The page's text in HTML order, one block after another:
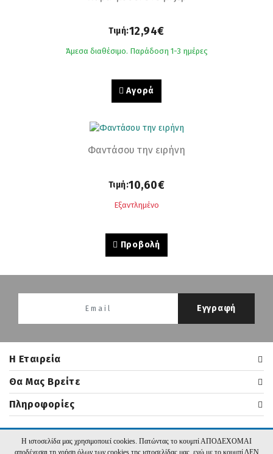
Τιμή:12,94€
Άμεσα διαθέσιμο. Παράδοση 1-3 ημέρες
Αγορά
Φαντάσου την ειρήνη
Τιμή:10,60€
Εξαντλημένο
Προβολή
H Εταιρεία
Εγγραφή
Θα Μας Βρείτε
Πληροφορίες
2026 nikasbooks.gr | Υλοποίηση:Hyper Center
Η ιστοσελίδα μας χρησιμοποιεί cookies. Πατώντας το κουμπί ΑΠΟΔΕΧΟΜΑΙ
αποδέχεσαι τη χρήση όλων των cookies της ιστοσελίδας μας, ενώ με το κουμπί ΔΕΝ